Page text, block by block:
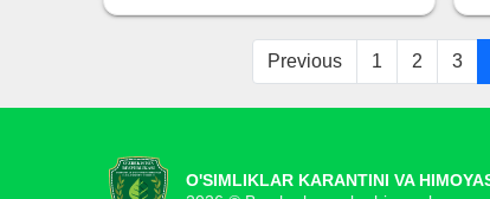
Previous 1 2 3
O'SIMLIKLAR KARANTINI VA